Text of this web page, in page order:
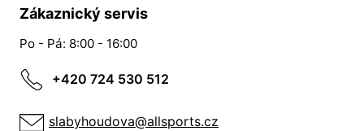
Zákaznický servis
Po - Pá: 8:00 - 16:00
+420 724 530 512
slabyhoudova@allsports.cz